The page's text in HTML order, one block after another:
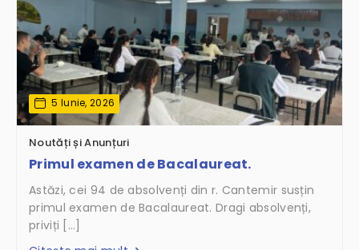
5 Iunie, 2026
Noutăți și Anunțuri
Primul examen de Bacalaureat.
Astăzi, cei 94 de absolvenți din r. Cantemir susțin
primul examen de Bacalaureat. Dragi absolvenți,
priviți […]